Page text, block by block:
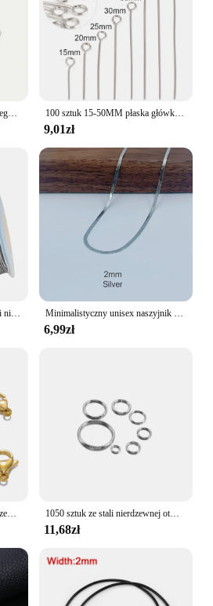
1/3 szt. Sitko do zlewu kuchennego z uchwytem i korkiem wymienny kosz spustowy filtr siatkowy ze stali nierdzewnej otwór na odpady 100 sztuk 15-50MM płaska główka ze stali nierdzewnej szpilki z główką oka komponenty do biżuterii na materiały do wyrobu biżuterii szpilki z główką kulkową akcesoria
9,01zł
20,22,24, 28 Gauge Drut ze stali nierdzewnej 304 Drut rzemieślniczy do wyrobu biżuterii Minimalistyczny unisex naszyjnik z łańcuszkiem wężowym Choker ze stali nierdzewnej w jodełkę w kolorze złotym modna biżuteria na prezent dla niej kobiet i mężczyzn
6,99zł
25 sztuk 18K złota ze stali nierdzewnej Lobster zatrzaski haki do naszyjnik DIY bransoletka łańcuchy moda komponenty do wyrobu biżuterii dostaw 1050 sztuk ze stali nierdzewnej otwarte Jump pierścienie tworzenia biżuterii złącza dzielone pierścienie akcesoria dla Diy ocena biżuteria dostaw
11,68zł